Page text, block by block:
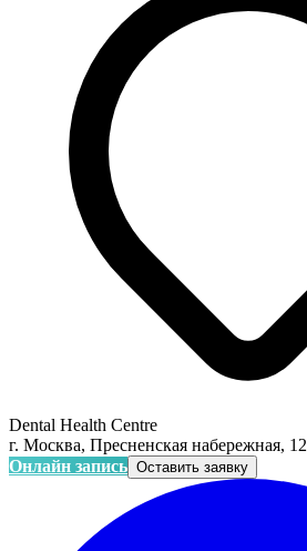
Dental Health Centre
г. Москва, Пресненская набережная, 12
Онлайн запись Оставить заявку